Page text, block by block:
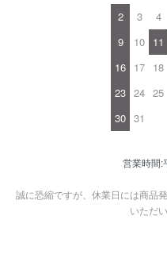
2
3 4
9
10 11
16 17 18
23 24 25
30 31
営業時間:
誠に恐縮ですが、休業日には商品
いただ